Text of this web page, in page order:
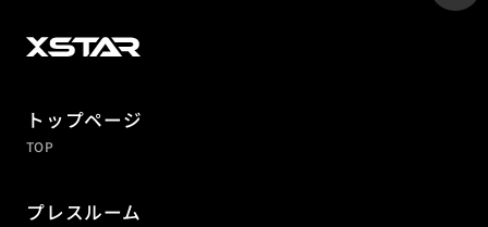
トップページ
TOP
プレスルーム